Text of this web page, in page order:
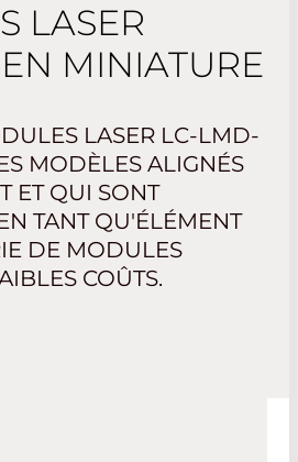
LASER
MINIATURE
LASER LC-LMD-
MODÈLES ALIGNÉS
ET QUI SONT
TANT QU'ÉLÉMENT
DE MODULES
COÛTS.